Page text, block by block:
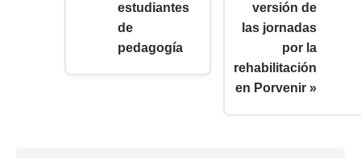
estudiantes
de
pedagogía
versión de
las jornadas
por la
rehabilitación
en Porvenir »